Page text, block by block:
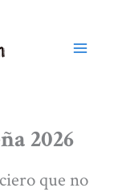
2026
que no